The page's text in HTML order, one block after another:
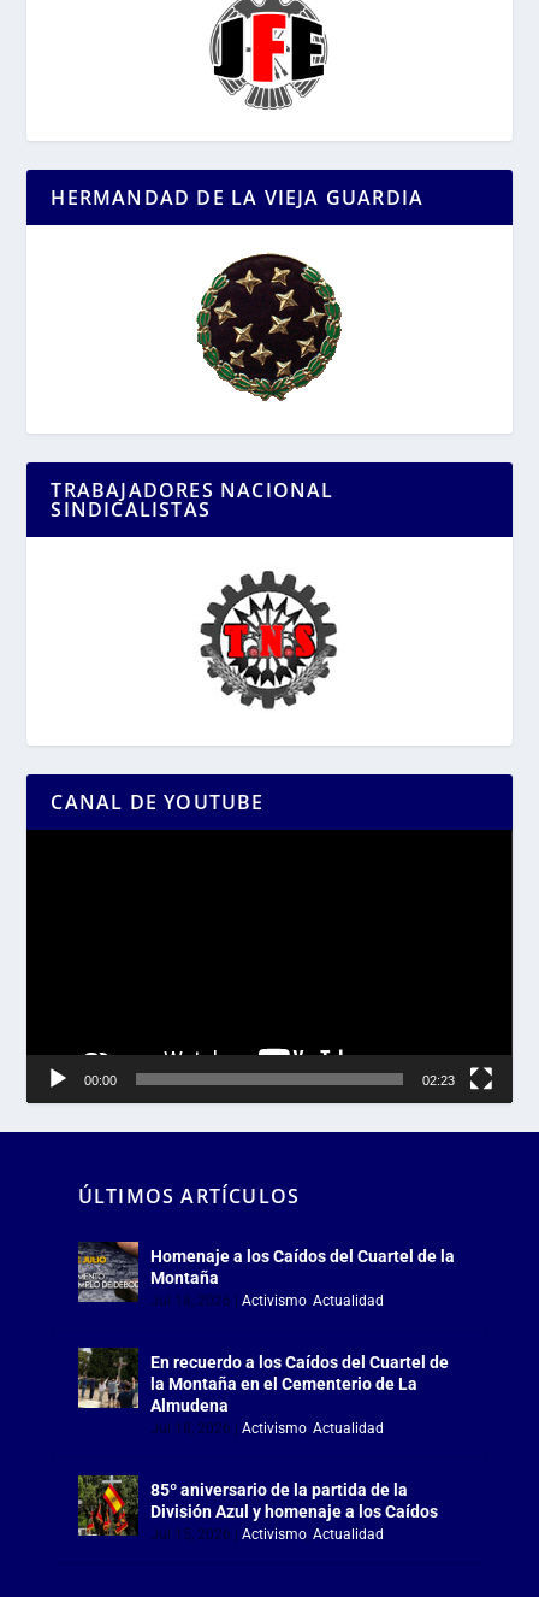
HERMANDAD DE LA VIEJA GUARDIA
TRABAJADORES NACIONAL
SINDICALISTAS
CANAL DE YOUTUBE
00:00 02:23
ÚLTIMOS ARTÍCULOS
Homenaje a los Caídos del Cuartel de la
Montaña
Jul 18, 2026 | Activismo, Actualidad
En recuerdo a los Caídos del Cuartel de
la Montaña en el Cementerio de La
Almudena
Jul 18, 2026 | Activismo, Actualidad
85º aniversario de la partida de la
División Azul y homenaje a los Caídos
Jul 15, 2026 | Activismo, Actualidad